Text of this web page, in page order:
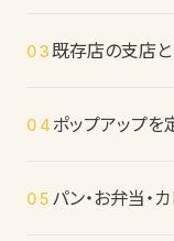
03既存店の支店
04 ポップアップ
05 パン・お弁当・